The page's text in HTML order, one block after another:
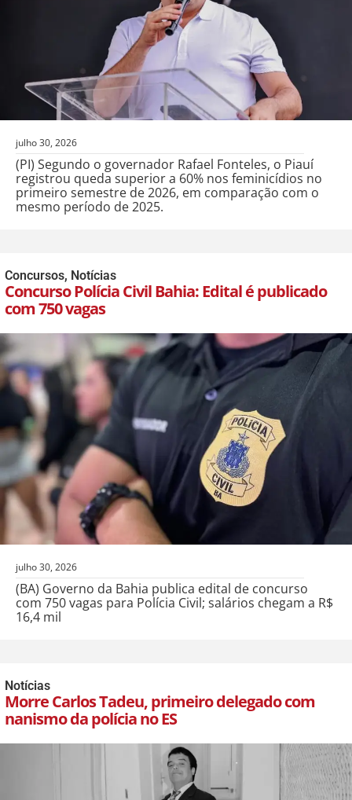
julho 30, 2026
(PI) Segundo o governador Rafael Fonteles, o Piauí
registrou queda superior a 60% nos feminicídios no
primeiro semestre de 2026, em comparação com o
mesmo período de 2025.
Concursos, Notícias
Concurso Polícia Civil Bahia: Edital é publicado
com 750 vagas
julho 30, 2026
(BA) Governo da Bahia publica edital de concurso
com 750 vagas para Polícia Civil; salários chegam a R$
16,4 mil
Notícias
Morre Carlos Tadeu, primeiro delegado com
nanismo da polícia no ES